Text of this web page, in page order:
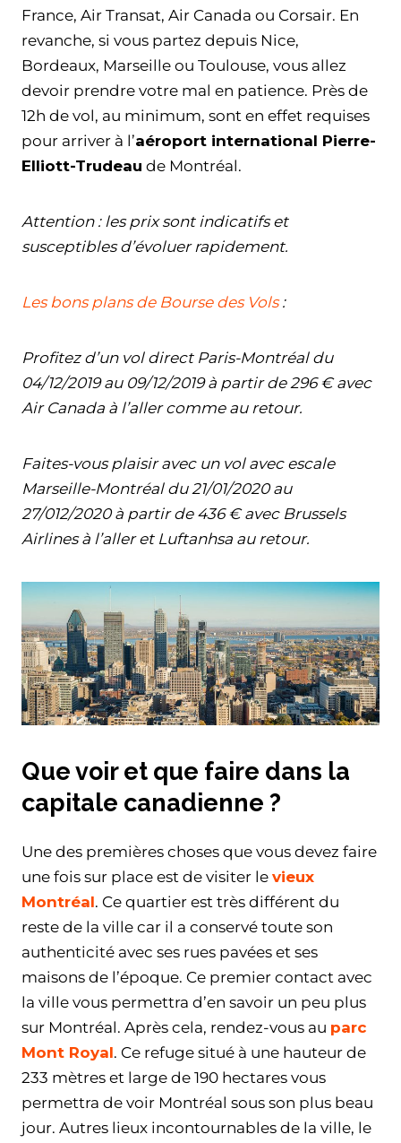
France, Air Transat, Air Canada ou Corsair. En
revanche, si vous partez depuis Nice,
Bordeaux, Marseille ou Toulouse, vous allez
devoir prendre votre mal en patience. Près de
12h de vol, au minimum, sont en effet requises
pour arriver à l’aéroport international Pierre-
Elliott-Trudeau de Montréal.
Attention : les prix sont indicatifs et
susceptibles d’évoluer rapidement.
Les bons plans de Bourse des Vols:
Profitez d’un vol direct Paris-Montréal du
04/12/2019 au 09/12/2019 à partir de 296 € avec
Air Canada à l’aller comme au retour.
Faites-vous plaisir avec un vol avec escale
Marseille-Montréal du 21/01/2020 au
27/012/2020 à partir de 436 € avec Brussels
Airlines à l’aller et Luftanhsa au retour.
Que voir et que faire dans la
capitale canadienne ?
Une des premières choses que vous devez faire
une fois sur place est de visiter le vieux
Montréal. Ce quartier est très différent du
reste de la ville car il a conservé toute son
authenticité avec ses rues pavées et ses
maisons de l’époque. Ce premier contact avec
la ville vous permettra d’en savoir un peu plus
sur Montréal. Après cela, rendez-vous au parc
Mont Royal. Ce refuge situé à une hauteur de
233 mètres et large de 190 hectares vous
permettra de voir Montréal sous son plus beau
jour. Autres lieux incontournables de la ville, le